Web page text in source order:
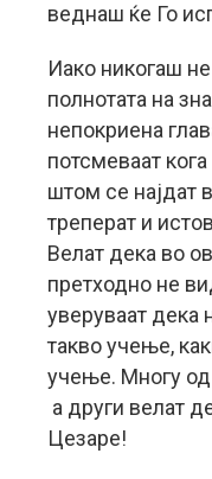
веднаш ќе Го
Иако никогаш
полнотата на
непокриена
потсмеваат
штом се најдат
треперат и
Велат дека во
претходно не
уверуваат дека
такво учење,
учење. Многу од
а други велат
Цезаре!